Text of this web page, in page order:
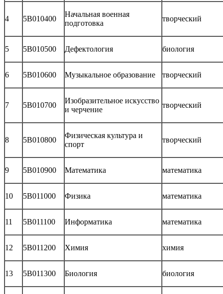
4 5В010400
Начальная военная
подготовка
творческий
5 5В010500 Дефектология биология
6 5В010600 Музыкальное образование творческий
7 5В010700
Изобразительное искусство
и черчение
творческий
8 5В010800
Физическая культура и
спорт
творческий
9 5В010900 Математика математика
10 5В011000 Физика математика
11 5В011100 Информатика математика
12 5В011200 Химия химия
13 5В011300 Биология биология